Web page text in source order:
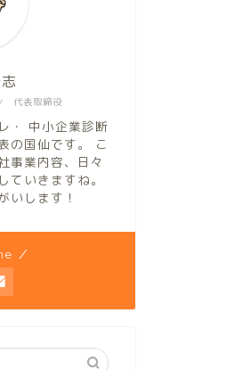
代表取締役
・ 中小企業診断
の国仙です。 こ
事業内容、日々
ていきますね。
いします！
／